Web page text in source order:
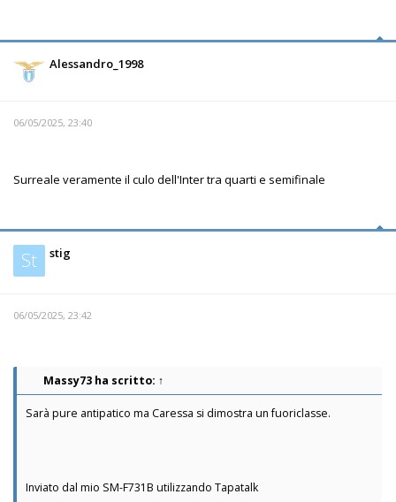
Alessandro_1998
06/05/2025, 23:40
Surreale veramente il culo dell'Inter tra quarti e semifinale
St stig
06/05/2025, 23:42
Massy73 ha scritto: ↑
Sarà pure antipatico ma Caressa si dimostra un fuoriclasse.
Inviato dal mio SM-F731B utilizzando Tapatalk